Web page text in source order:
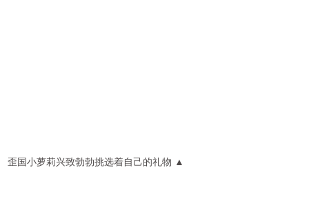
歪国小萝莉兴致勃勃挑选着自己的礼物 ▲